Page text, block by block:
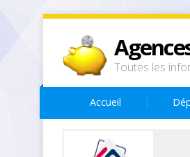
Toutes les
Accueil